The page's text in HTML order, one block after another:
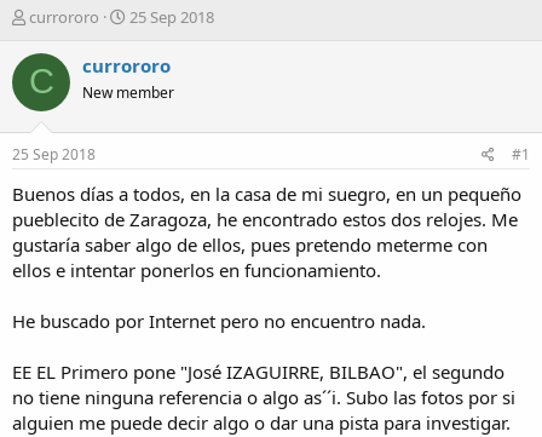
I
i
c
i
d
r
d
e
l
t
m
currororo
F
c
a
n
i
c
o
25 Sep 2018
C currororo
New member
25 Sep 2018 #1
Buenos días a todos, en la casa de mi suegro, en un pequeño
pueblecito de Zaragoza, he encontrado estos dos relojes. Me
gustaría saber algo de ellos, pues pretendo meterme con
ellos e intentar ponerlos en funcionamiento.
He buscado por Internet pero no encuentro nada.
EE EL Primero pone "José IZAGUIRRE, BILBAO", el segundo
no tiene ninguna referencia o algo as´´i. Subo las fotos por si
alguien me puede decir algo o dar una pista para investigar.